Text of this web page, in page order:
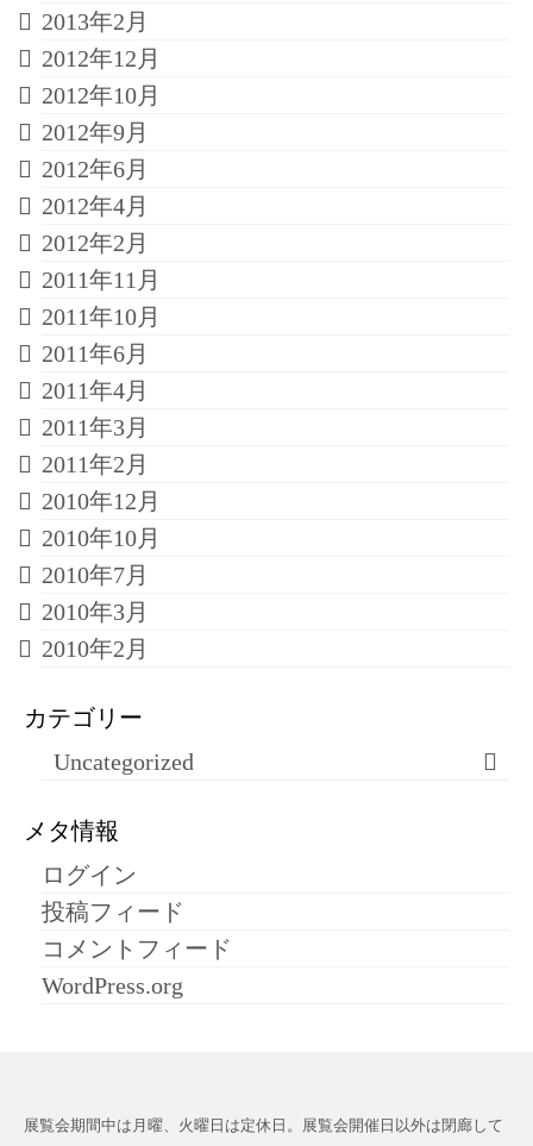
2013年2月
2012年12月
2012年10月
2012年9月
2012年6月
2012年4月
2012年2月
2011年11月
2011年10月
2011年6月
2011年4月
2011年3月
2011年2月
2010年12月
2010年10月
2010年7月
2010年3月
2010年2月
カテゴリー
Uncategorized
メタ情報
ログイン
投稿フィード
コメントフィード
WordPress.org
展覧会期間中は月曜、火曜日は定休日。展覧会開催日以外は閉廊して